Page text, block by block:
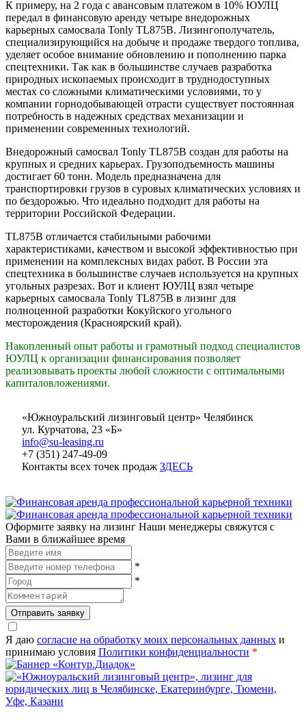
К примеру, на 2 года с авансовым платежом в 10% ЮУЛЦ
передал в финансовую аренду четыре внедорожных
карьерных самосвала Tonly TL875B. Лизингополучатель,
специализирующийся на добыче и продаже твердого топлива,
уделяет особое внимание обновлению и пополнению парка
спецтехники. Так как в большинстве случаев разработка
природных ископаемых происходит в труднодоступных
местах со сложными климатическими условиями, то у
компании горнодобывающей отрасти существует постоянная
потребность в надежных средствах механизации и
применении современных технологий.
Внедорожный самосвал Tonly TL875B создан для работы на
крупных и средних карьерах. Грузоподъемность машины
достигает 60 тонн. Модель предназначена для
транспортировки грузов в суровых климатических условиях и
по бездорожью. Что идеально подходит для работы на
территории Российской Федерации.
TL875B отличается стабильными рабочими
характеристиками, качеством и высокой эффективностью при
применении на комплексных видах работ. В России эта
спецтехника в большинстве случаев используется на крупных
угольных разрезах. Вот и клиент ЮУЛЦ взял четыре
карьерных самосвала Tonly TL875B в лизинг для
полноценной разработки Кокуйского угольного
месторождения (Красноярский край).
Накопленный опыт работы и грамотный подход специалистов
ЮУЛЦ к организации финансирования позволяет
реализовывать проекты любой сложности с оптимальными
капиталовложениями.
«Южноуральский лизинговый центр» Челябинск
ул. Курчатова, 23 «Б»
info@su-leasing.ru
+7 (351) 247-49-09
Контакты всех точек продаж ЗДЕСЬ
Оформите заявку на лизинг Наши менеджеры свяжутся с
Вами в ближайшее время
*
*
Отправить заявку
Я даю согласие на обработку моих персональных данных и
принимаю условия Политики конфиденциальности *